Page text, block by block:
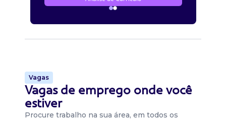
Vagas
Vagas de emprego onde você
estiver
Procure trabalho na sua área, em todos os